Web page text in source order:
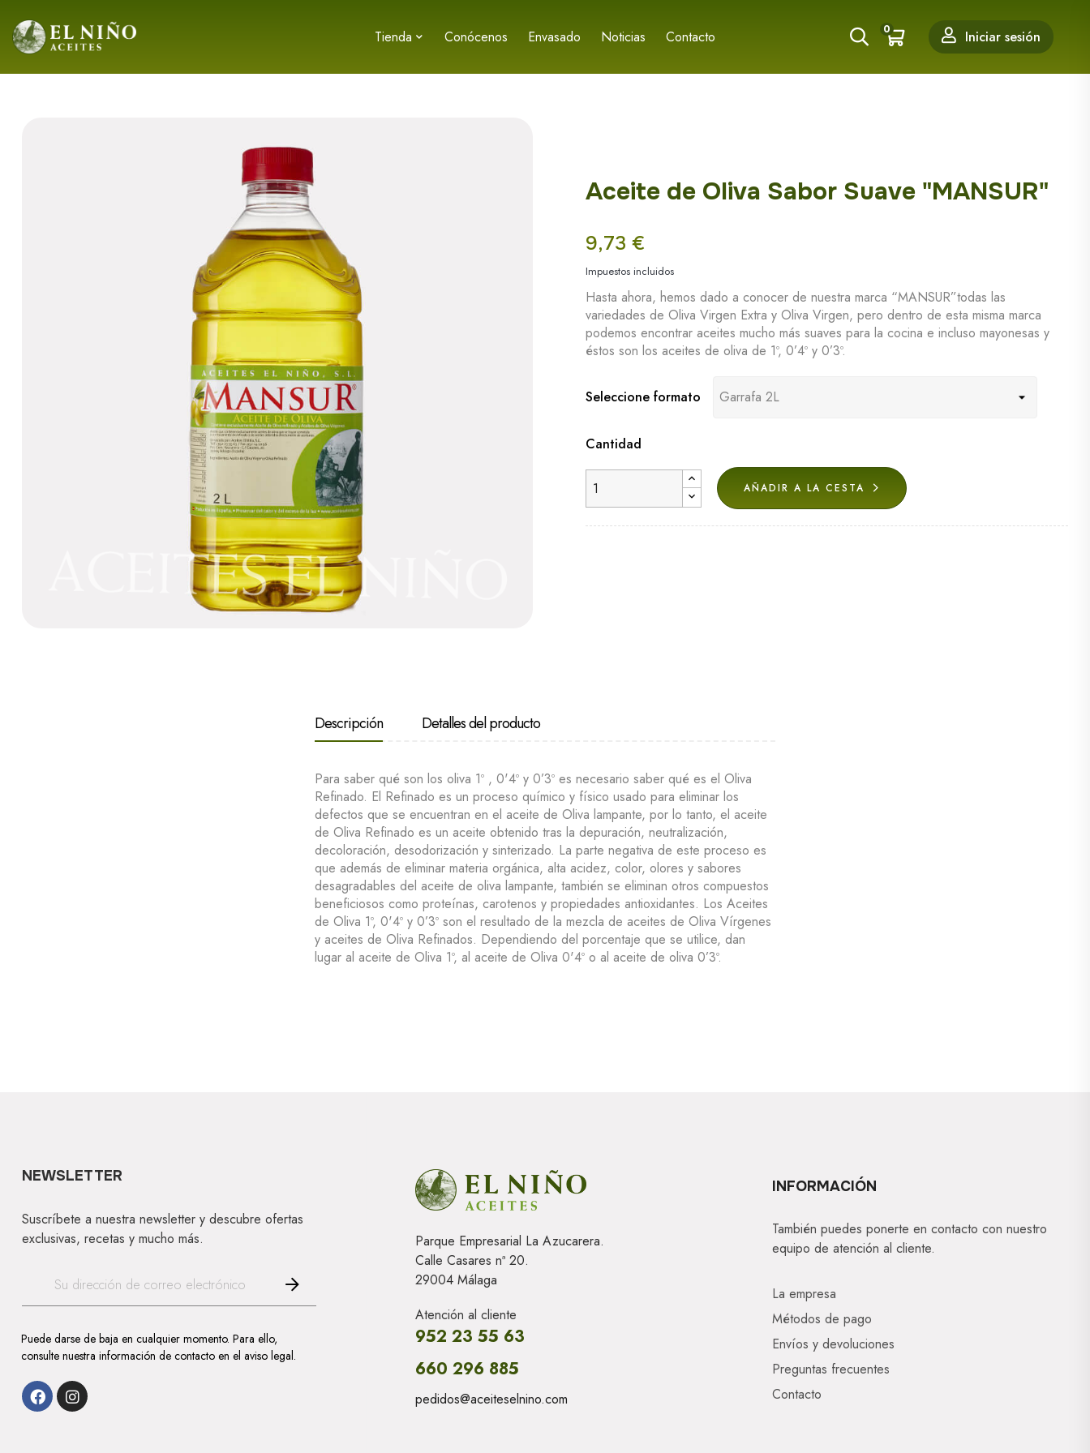
Tienda Conócenos Envasado Noticias Contacto 0 Iniciar sesión
Aceite de Oliva Sabor Suave "MANSUR"
9,73 €
Impuestos incluidos
Hasta ahora, hemos dado a conocer de nuestra marca “MANSUR”todas las
variedades de Oliva Virgen Extra y Oliva Virgen, pero dentro de esta misma marca
podemos encontrar aceites mucho más suaves para la cocina e incluso mayonesas y
éstos son los aceites de oliva de 1º, 0’4º y 0’3º.
Seleccione formato
Cantidad
AÑADIR A LA CESTA
Descripción Detalles del producto
Para saber qué son los oliva 1º , 0'4º y 0’3º es necesario saber qué es el Oliva
Refinado. El Refinado es un proceso químico y físico usado para eliminar los
defectos que se encuentran en el aceite de Oliva lampante, por lo tanto, el aceite
de Oliva Refinado es un aceite obtenido tras la depuración, neutralización,
decoloración, desodorización y sinterizado. La parte negativa de este proceso es
que además de eliminar materia orgánica, alta acidez, color, olores y sabores
desagradables del aceite de oliva lampante, también se eliminan otros compuestos
beneficiosos como proteínas, carotenos y propiedades antioxidantes. Los Aceites
de Oliva 1º, 0'4º y 0’3º son el resultado de la mezcla de aceites de Oliva Vírgenes
y aceites de Oliva Refinados. Dependiendo del porcentaje que se utilice, dan
lugar al aceite de Oliva 1º, al aceite de Oliva 0'4º o al aceite de oliva 0’3º.
NEWSLETTER
Suscríbete a nuestra newsletter y descubre ofertas
exclusivas, recetas y mucho más.
Puede darse de baja en cualquier momento. Para ello,
consulte nuestra información de contacto en el aviso legal.
Parque Empresarial La Azucarera.
Calle Casares nª 20.
29004 Málaga
Atención al cliente
952 23 55 63
660 296 885
pedidos@aceiteselnino.com
INFORMACIÓN
También puedes ponerte en contacto con nuestro
equipo de atención al cliente.
La empresa
Métodos de pago
Envíos y devoluciones
Preguntas frecuentes
Contacto